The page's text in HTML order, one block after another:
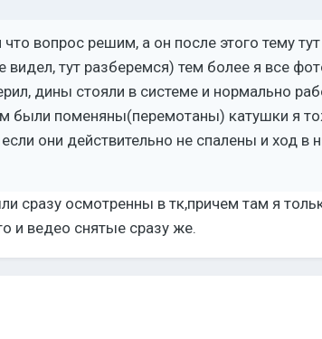
что вопрос решим, а он после этого тему
тут разберемся) тем более я все
дины стояли в системе и нормально
были поменяны(перемотаны) катушки я
они действительно не спалены и ход в
сразу осмотренны в тк,причем там я
и ведео снятые сразу же.